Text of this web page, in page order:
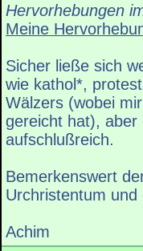
Hervorhebungen
Meine
Sicher ließe sich
wie kathol*,
Wälzers (wobei
gereicht hat), aber
aufschlußreich.
Bemerkenswert
Urchristentum
Achim